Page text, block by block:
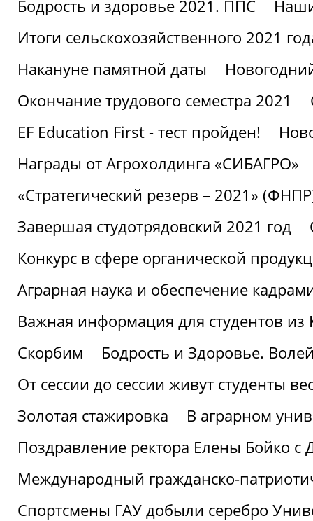
Бодрость и здоровье 2021. ППС
Итоги сельскохозяйственного 2021
Накануне памятной даты
Окончание трудового семестра 2021
EF Education First - тест пройден!
Награды от Агрохолдинга «СИБАГРО»
«Стратегический резерв – 2021»
Завершая студотрядовский 2021 год
Конкурс в сфере органической
Аграрная наука и обеспечение
Важная информация для студентов из
Скорбим
Бодрость и Здоровье.
От сессии до сессии живут студенты
Золотая стажировка
В аграрном
Поздравление ректора Елены Бойко с
Международный гражданско-
Спортсмены ГАУ добыли серебро